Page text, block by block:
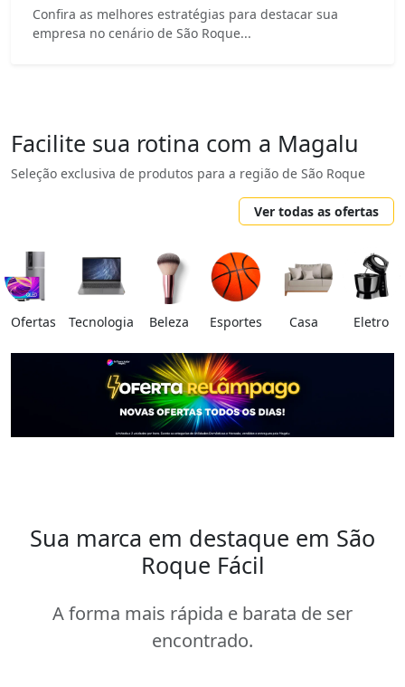
Confira as melhores estratégias para destacar sua
empresa no cenário de São Roque...
Facilite sua rotina com a Magalu
Seleção exclusiva de produtos para a região de São Roque
Ver todas as ofertas
Ofertas Tecnologia Beleza Esportes Casa Eletro
Sua marca em destaque em São
Roque Fácil
A forma mais rápida e barata de ser
encontrado.